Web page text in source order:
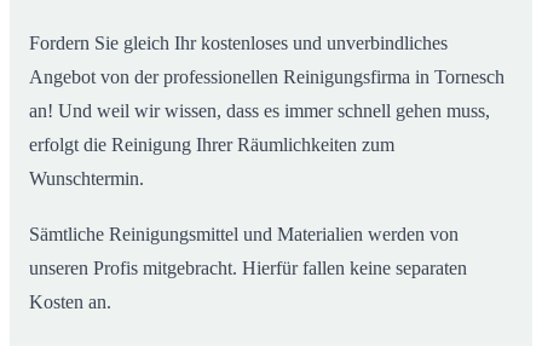
Fordern Sie gleich Ihr kostenloses und unverbindliches
Angebot von der professionellen Reinigungsfirma in Tornesch
an! Und weil wir wissen, dass es immer schnell gehen muss,
erfolgt die Reinigung Ihrer Räumlichkeiten zum
Wunschtermin.
Sämtliche Reinigungsmittel und Materialien werden von
unseren Profis mitgebracht. Hierfür fallen keine separaten
Kosten an.